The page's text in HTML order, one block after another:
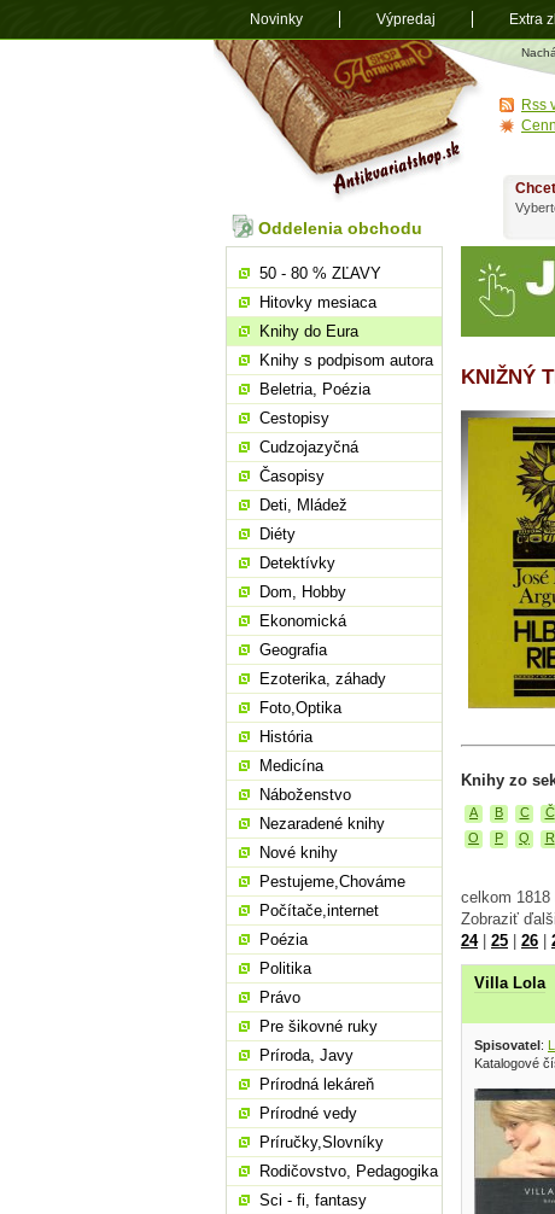
Antikvariát
shop.sk
KNIŽNÝ
Knihy zo
A B C Č
O
P Q R
celkom
Zobraziť
24| 25 26
Villa Lola
Spisovatel:
Katalogové
Oddelenia obchodu
50 - 80 % ZĽAVY
Hitovky mesiaca
Knihy do Eura
Knihy s podpisom autora
Beletria, Poézia
Cestopisy
Cudzojazyčná
Časopisy
Deti, Mládež
Diéty
Detektívky
Dom, Hobby
Ekonomická
Geografia
Ezoterika, záhady
Foto,Optika
História
Medicína
Náboženstvo
Nezaradené knihy
Nové knihy
Pestujeme,Chováme
Počítače,internet
Poézia
Politika
Právo
Pre šikovné ruky
Príroda, Javy
Prírodná lekáreň
Prírodné vedy
Príručky,Slovníky
Rodičovstvo, Pedagogika
Sci - fi, fantasy
Rss
Novinky Výpredaj Extra